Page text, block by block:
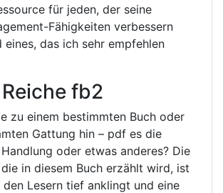
für jeden, der seine
Fähigkeiten verbessern
eines, das ich sehr empfehlen
fb2
zu einem bestimmten Buch oder
Gattung hin – pdf es die
oder etwas anderes? Die
in diesem Buch erzählt wird, ist
den Lesern tief anklingt und eine